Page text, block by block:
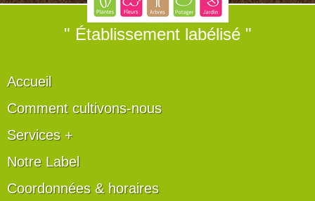
" Établissement labélisé "
Accueil
Comment cultivons-nous
Services +
Notre Label
Coordonnées & horaires